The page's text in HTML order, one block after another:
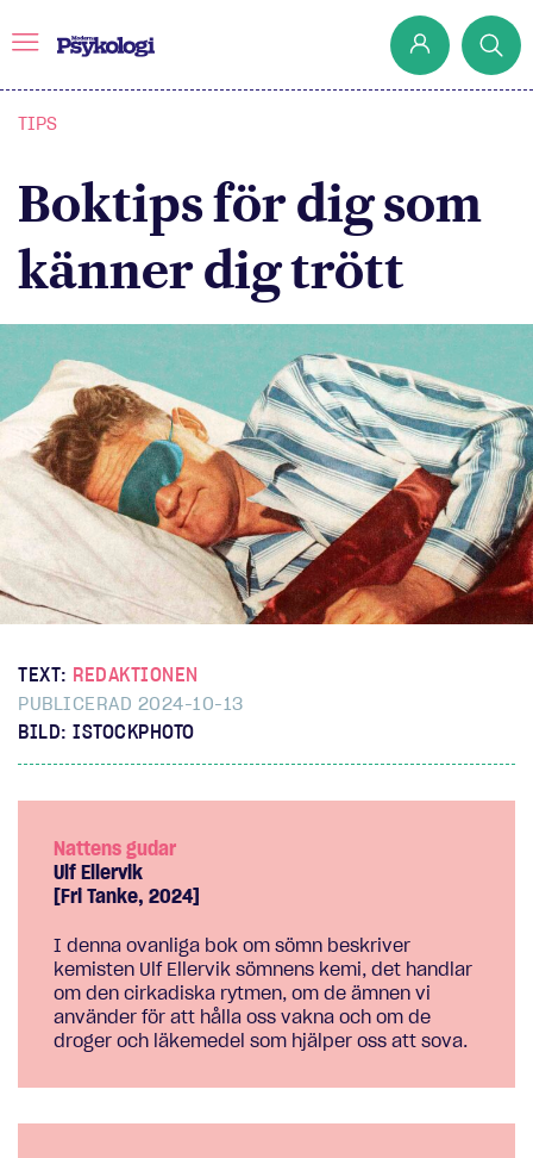
Prenumerera
Det har jag lärt mig
Klassiska experiment
Podd
Hjärnan
Intervju
Steg för steg
TIPS
Boktips för dig som
känner dig trött
TEXT: REDAKTIONEN
PUBLICERAD 2024-10-13
BILD: ISTOCKPHOTO
Nattens gudar
Ulf Ellervik
[Fri Tanke, 2024]
I denna ovanliga bok om sömn beskriver
kemisten Ulf Ellervik sömnens kemi, det handlar
om den cirkadiska rytmen, om de ämnen vi
använder för att hålla oss vakna och om de
droger och läkemedel som hjälper oss att sova.